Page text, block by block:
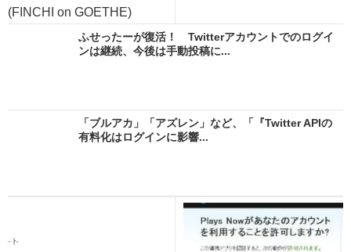
(FINCHI on GOETHE)
ふせったーが復活！ Twitterアカウントでのログイ
ンは継続、今後は手動投稿に...
「ブルアカ」「アズレン」など、「『Twitter APIの
有料化はログインに影響...